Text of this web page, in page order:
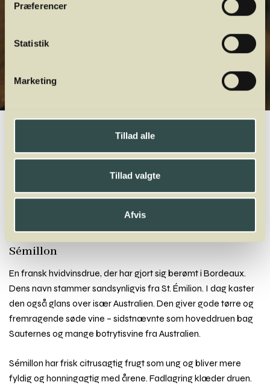
Præferencer
Statistik
Marketing
Tillad alle
Tillad valgte
Afvis
A B C D E F G H I J K L M N O P Q R S T U V W X
Sagrantino Sangiovese Sankt Laurent Saperavi
Sauvignon Blanc
Sémillon
Sémillon
En fransk hvidvinsdrue, der har gjort sig berømt i Bordeaux.
Dens navn stammer sandsynligvis fra St. Émilion. I dag kaster
den også glans over især Australien. Den giver gode tørre og
fremragende søde vine – sidstnævnte som hoveddruen bag
Sauternes og mange botrytisvine fra Australien.
Sémillon har frisk citrusagtig frugt som ung og bliver mere
fyldig og honningagtig med årene. Fadlagring klæder druen.